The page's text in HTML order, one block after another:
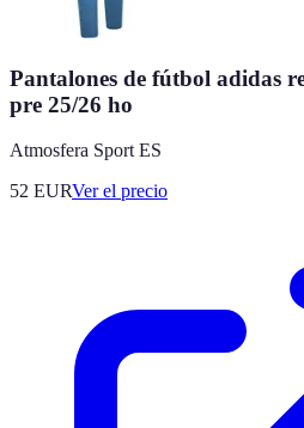
Pantalones de fútbol adidas
pre 25/26 ho
Atmosfera Sport ES
52 EURVer el precio